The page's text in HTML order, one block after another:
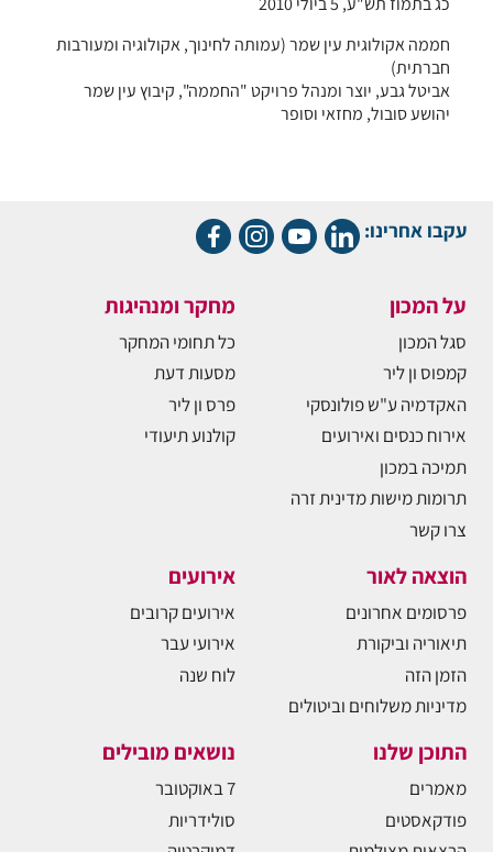
חממה אקולוגית עין שמר (עמותה לחינוך, אקולוגיה ומעורבות
חברתית)
אביטל גבע, יוצר ומנהל פרויקט "החממה", קיבוץ עין שמר
יהושע סובול, מחזאי וסופר
עקבו אחרינו:
על המכון
סגל המכון
קמפוס ון ליר
האקדמיה ע"ש פולונסקי
אירוח כנסים ואירועים
תמיכה במכון
תרומות מישות מדינית זרה
צרו קשר
מחקר ומנהיגות
כל תחומי המחקר
מסעות דעת
פרס ון ליר
קולנוע תיעודי
הוצאה לאור
פרסומים אחרונים
תיאוריה וביקורת
הזמן הזה
מדיניות משלוחים וביטולים
אירועים
אירועים קרובים
אירועי עבר
לוח שנה
התוכן שלנו
מאמרים
פודקאסטים
נושאים מובילים
7 באוקטובר
סולידריות